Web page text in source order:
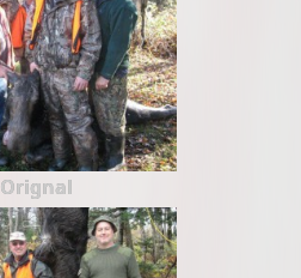
Orignal